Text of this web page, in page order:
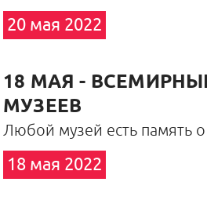
20 мая 2022
18 МАЯ -
МУЗЕЕВ
Любой музей есть память о
18 мая 2022